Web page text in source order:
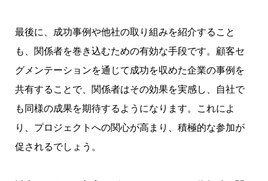
最後に、成功事例や他社の取り組みを紹介すること
も、関係者を巻き込むための有効な手段です。顧客セ
グメンテーションを通じて成功を収めた企業の事例を
共有することで、関係者はその効果を実感し、自社で
も同様の成果を期待するようになります。これによ
り、プロジェクトへの関心が高まり、積極的な参加が
促されるでしょう。